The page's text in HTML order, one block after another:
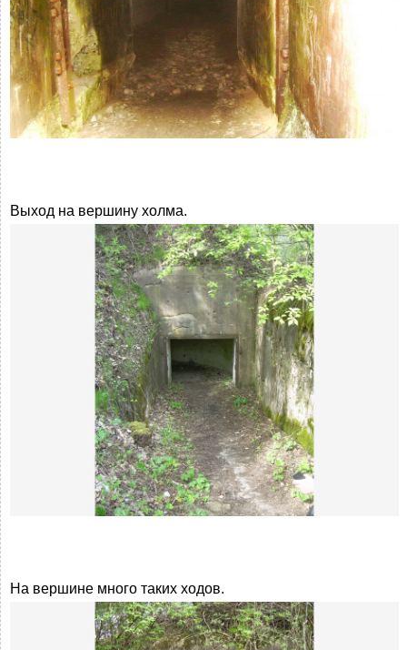
Выход на вершину холма.
На вершине много таких ходов.